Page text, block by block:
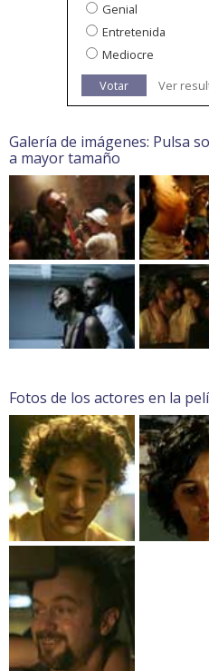
Genial
Entretenida
Mediocre
Votar
Ver
Galería de imágenes: Pulsa
a mayor tamaño
Fotos de los actores en la